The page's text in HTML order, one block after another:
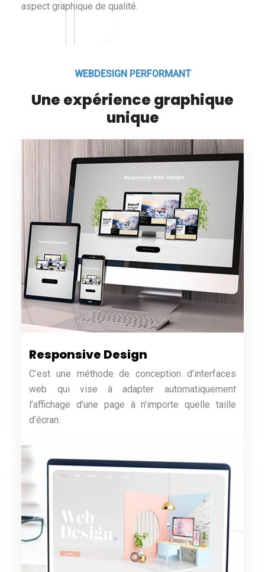
aspect graphique de qualité.
WEBDESIGN PERFORMANT
Une expérience graphique
unique
Responsive Design
C’est une méthode de conception d’interfaces
web qui vise à adapter automatiquement
l’affichage d’une page à n’importe quelle taille
d’écran.